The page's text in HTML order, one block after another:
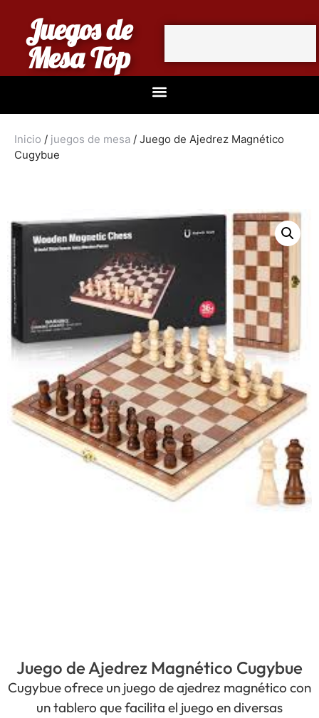
Juegos de
Mesa Top
Inicio / juegos de mesa / Juego de Ajedrez Magnético
Cugybue
Juego de Ajedrez Magnético Cugybue
Cugybue ofrece un juego de ajedrez magnético con
un tablero que facilita el juego en diversas